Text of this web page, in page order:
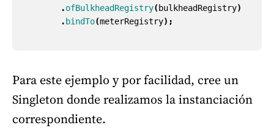
.ofBulkheadRegistry( bulkheadRegistry)
. bindTo(meterRegistry);
Para este ejemplo y por facilidad, cree un
Singleton donde realizamos la instanciación
correspondiente.